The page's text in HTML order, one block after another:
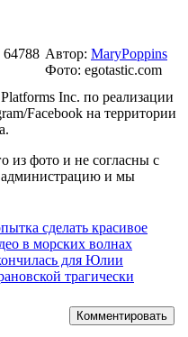
Автор: MaryPoppins
Фото: egotastic.com
Inc. по реализации
Facebook на территории
из фото и не согласны с
администрацию и мы
сделать красивое
в морских волнах
для Юлии
трагически
Комментировать